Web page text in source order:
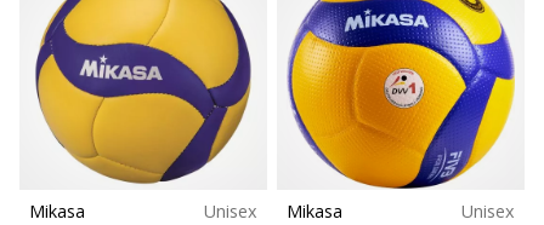
Mikasa
Unisex
Mikasa
Unisex